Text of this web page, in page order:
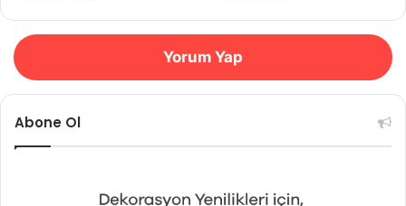
Yorum Yap
Abone Ol